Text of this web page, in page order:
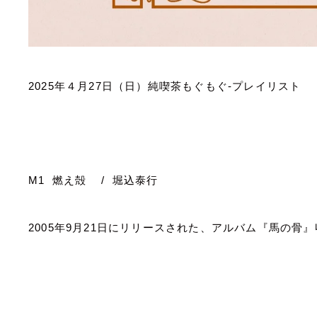
2025年４月 27日（日）純喫茶もぐもぐ-プレイリスト
M1 燃え殻 / 堀込泰行
2005年9 月 21 日にリリースされた、アルバム『馬の骨